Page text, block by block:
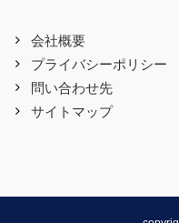
会社概要
プライバシーポリシー
問い合わせ先
サイトマップ